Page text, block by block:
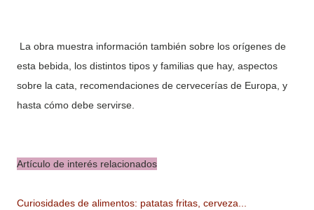
La obra muestra información también sobre los orígenes de
esta bebida, los distintos tipos y familias que hay, aspectos
sobre la cata, recomendaciones de cervecerías de Europa, y
hasta cómo debe servirse.
Artículo de interés relacionados
Curiosidades de alimentos: patatas fritas, cerveza...